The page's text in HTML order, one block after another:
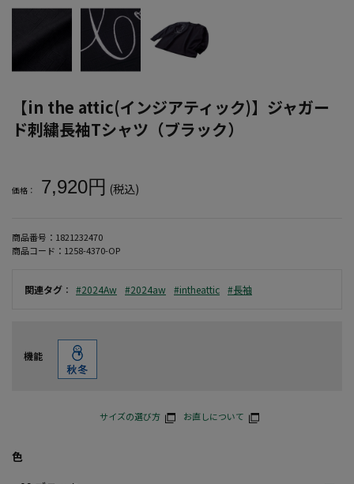
【in the attic(インジアティック)】ジャガー
ド刺繍長袖Tシャツ（ブラック）
価格： 7,920円 (税込)
商品番号： 1821232470
商品コード： 1258-4370-OP
関連タグ ： #2024Aw #2024aw #intheattic #長袖
機能
サイズの選び方 お直しについて
色